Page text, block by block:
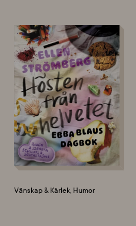
Vänskap & Kärlek, Humor